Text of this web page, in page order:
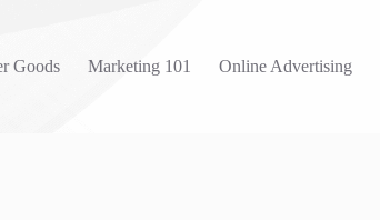
Goods Marketing 101 Online Advertising